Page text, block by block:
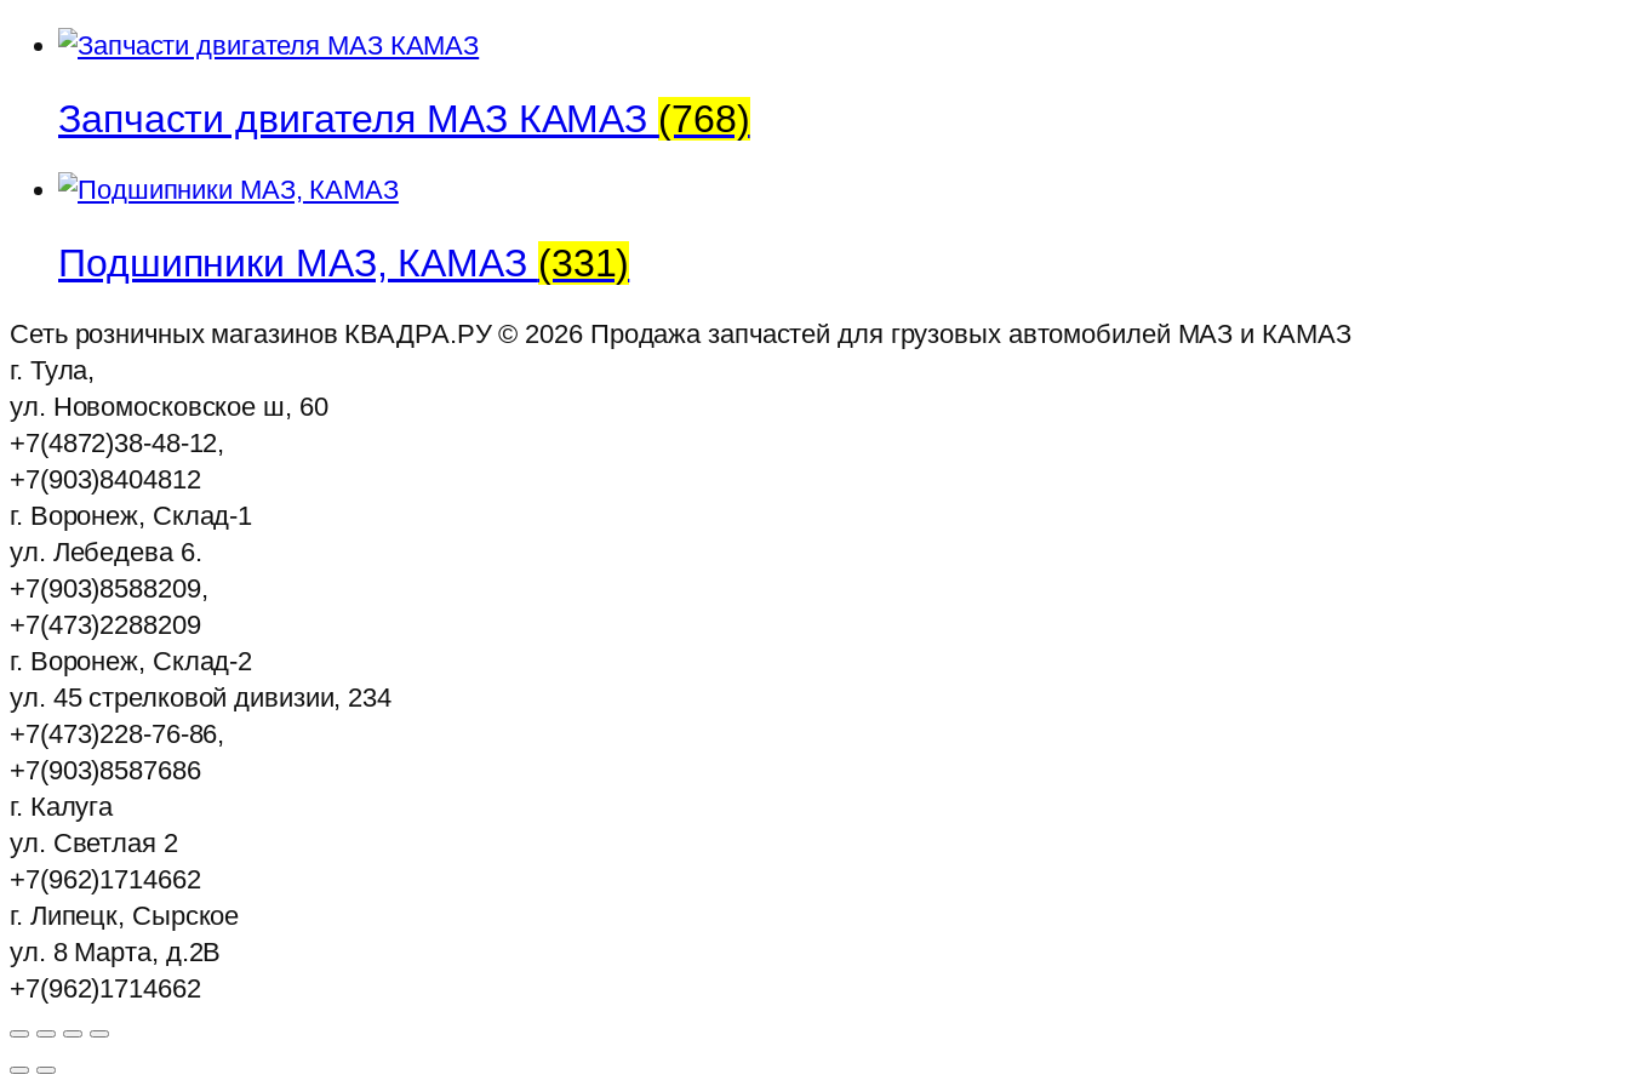
Запчасти двигателя МАЗ КАМАЗ (768)
Подшипники МАЗ, КАМАЗ (331)
Сеть розничных магазинов КВАДРА.РУ © 2026Продажа запчастей для грузовых автомобилей МАЗ и КАМАЗ
г. Тула,
ул. Новомосковское ш, 60
+7(4872)38-48-12,
+7(903)8404812
г. Воронеж, Склад-1
ул. Лебедева 6.
+7(903)8588209,
+7(473)2288209
г. Воронеж, Склад-2
ул. 45 стрелковой дивизии, 234
+7(473)228-76-86,
+7(903)8587686
г. Калуга
ул. Светлая 2
+7(962)1714662
г. Липецк, Сырское
ул. 8 Марта, д.2В
+7(962)1714662